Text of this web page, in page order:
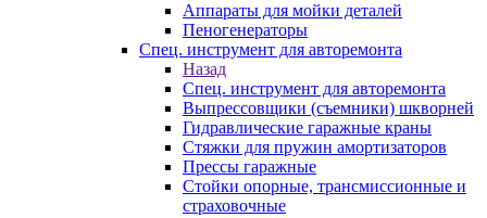
Аппараты для мойки деталей
Пеногенераторы
Спец. инструмент для авторемонта
Назад
Спец. инструмент для авторемонта
Выпрессовщики (съемники) шкворней
Гидравлические гаражные краны
Стяжки для пружин амортизаторов
Прессы гаражные
Стойки опорные, трансмиссионные и
страховочные